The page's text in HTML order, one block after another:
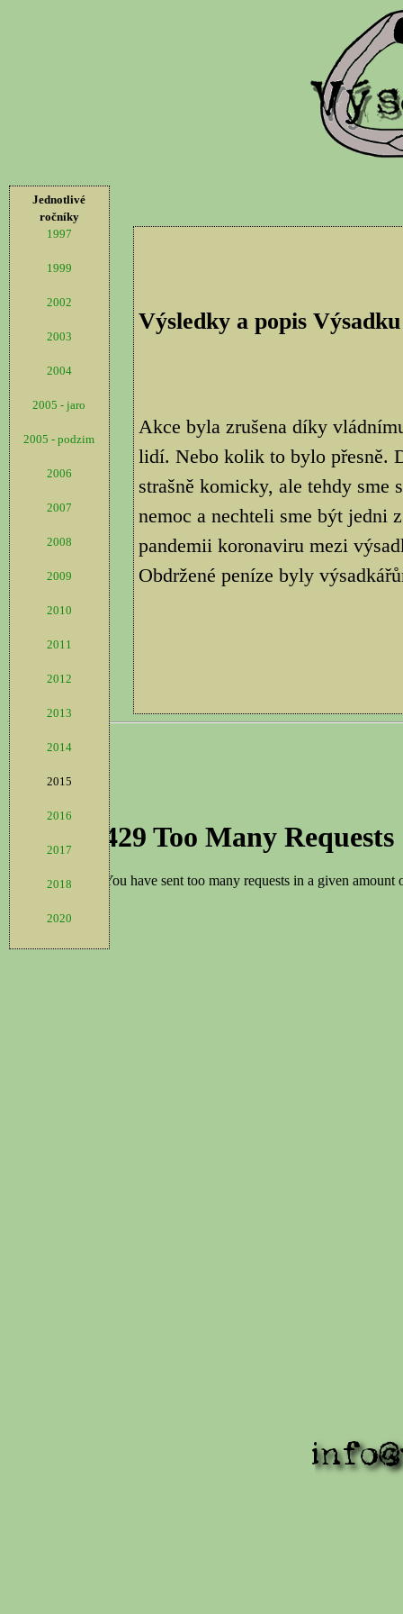
Jednotlivé
ročníky
1997
1999
2002
2003
2004
2005 - jaro
2005 - podzim
2006
2007
2008
2009
2010
2011
2012
2013
2014
2015
2016
2017
2018
2020
Výsledky a popis Výsadku
Akce byla zrušena díky
lidí. Nebo kolik to bylo přesně.
strašně komicky, ale tehdy sme
nemoc a nechteli sme být jedni
pandemii koronaviru mezi
Obdržené peníze byly